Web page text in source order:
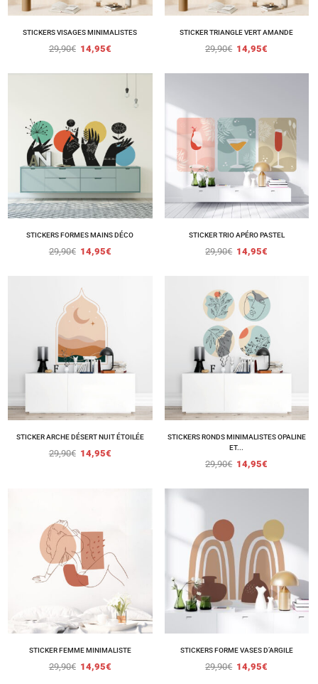
STICKERS VISAGES MINIMALISTES
29,90€ 14,95€
STICKER TRIANGLE VERT AMANDE
29,90€ 14,95€
STICKERS FORMES MAINS DÉCO
29,90€ 14,95€
STICKER TRIO APÉRO PASTEL
29,90€ 14,95€
STICKER ARCHE DÉSERT NUIT ÉTOILÉE
29,90€ 14,95€
STICKERS RONDS MINIMALISTES OPALINE
ET...
29,90€ 14,95€
STICKER FEMME MINIMALISTE
29,90€ 14,95€
STICKERS FORME VASES D’ARGILE
29,90€ 14,95€